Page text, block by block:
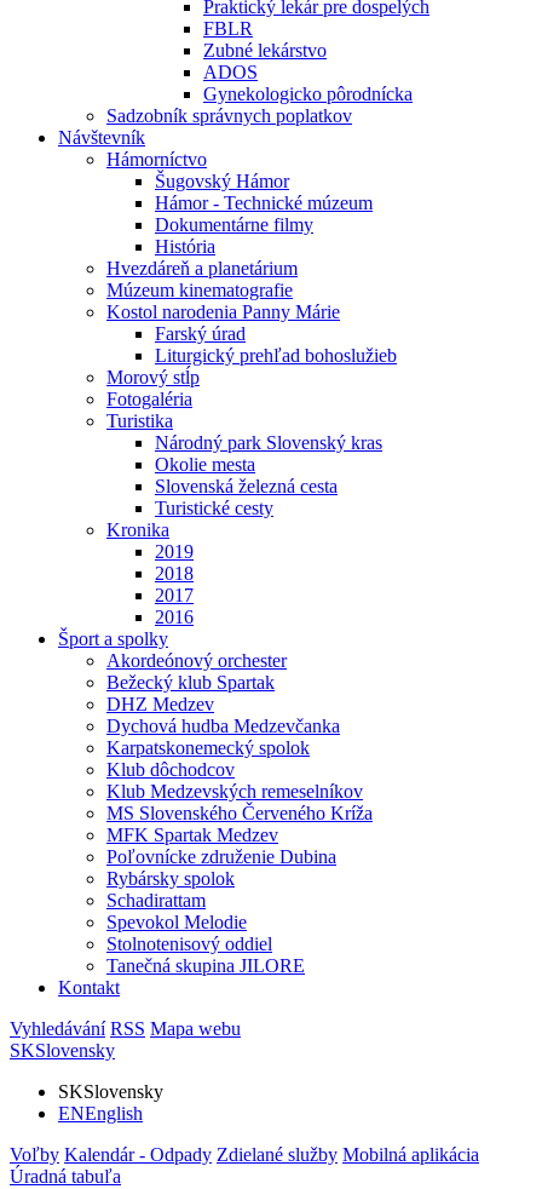
Praktický lekár pre dospelých
FBLR
Zubné lekárstvo
ADOS
Gynekologicko pôrodnícka
Sadzobník správnych poplatkov
Návštevník
Hámorníctvo
Šugovský Hámor
Hámor - Technické múzeum
Dokumentárne filmy
História
Hvezdáreň a planetárium
Múzeum kinematografie
Kostol narodenia Panny Márie
Farský úrad
Liturgický prehľad bohoslužieb
Morový stĺp
Fotogaléria
Turistika
Národný park Slovenský kras
Okolie mesta
Slovenská železná cesta
Turistické cesty
Kronika
2019
2018
2017
2016
Šport a spolky
Akordeónový orchester
Bežecký klub Spartak
DHZ Medzev
Dychová hudba Medzevčanka
Karpatskonemecký spolok
Klub dôchodcov
Klub Medzevských remeselníkov
MS Slovenského Červeného Kríža
MFK Spartak Medzev
Poľovnícke združenie Dubina
Rybársky spolok
Schadirattam
Spevokol Melodie
Stolnotenisový oddiel
Tanečná skupina JILORE
Kontakt
Vyhledávání RSS Mapa webu
SKSlovensky
SKSlovensky
ENEnglish
Voľby Kalendár - Odpady Zdielané služby Mobilná aplikácia
Úradná tabuľa